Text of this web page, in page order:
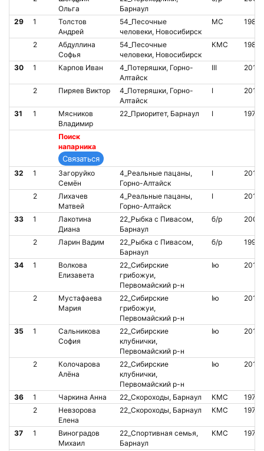
Ольга
Барнаул
29 1
Толстов
Андрей
54_Песочные
человеки, Новосибирск
МС 1985
2
Абдуллина
Софья
54_Песочные
человеки, Новосибирск
КМС 1980
30 1 Карпов Иван
4_Потеряшки, Горно-
Алтайск
III 2011
2 Пиряев Виктор
4_Потеряшки, Горно-
Алтайск
I 2012
31 1
Мясников
Владимир
22_Приоритет, Барнаул I 1973
Поиск
напарника
32 1
Загоруйко
Семён
4_Реальные пацаны,
Горно-Алтайск
I 2011
2
Лихачев
Матвей
4_Реальные пацаны,
Горно-Алтайск
I 2011
33 1
Лакотина
Диана
22_Рыбка с Пивасом,
Барнаул
б/р 2001
2 Ларин Вадим
22_Рыбка с Пивасом,
Барнаул
б/р 1996
34 1
Волкова
Елизавета
22_Сибирские
грибожуи,
Первомайский р-н
Iю 2013
2
Мустафаева
Мария
22_Сибирские
грибожуи,
Первомайский р-н
Iю 2013
35 1
Сальникова
София
22_Сибирские
клубнички,
Первомайский р-н
Iю 2010
2
Колочарова
Алёна
22_Сибирские
клубнички,
Первомайский р-н
Iю 2012
36 1 Чаркина Анна 22_Скороходы, Барнаул КМС
1972
2
Невзорова
Елена
22_Скороходы, Барнаул КМС 1972
37 1
Виноградов
Михаил
22_Спортивная семья,
Барнаул
КМС 1978